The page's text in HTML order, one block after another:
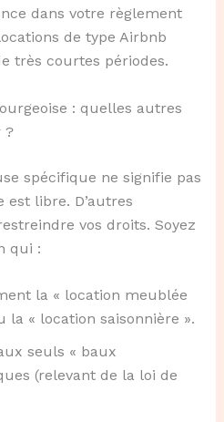
dans votre règlement
de type Airbnb
très courtes périodes.
: quelles autres
?
spécifique ne signifie pas
libre. D’autres
vos droits. Soyez
qui :
la « location meublée
la « location saisonnière ».
seuls « baux
(relevant de la loi de